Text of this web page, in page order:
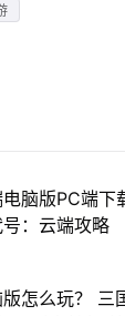
脑版PC端下
：云端攻略
怎么玩？ 三